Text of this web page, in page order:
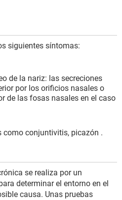
siguientes síntomas:
de la nariz: las secreciones
por los orificios nasales o
de las fosas nasales en el caso
como conjuntivitis, picazón .
se realiza por un
determinar el entorno en el
causa. Unas pruebas